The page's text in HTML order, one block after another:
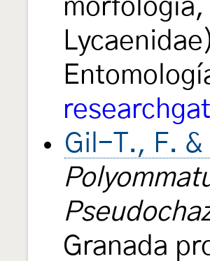
Gil-T., F. &
Granada